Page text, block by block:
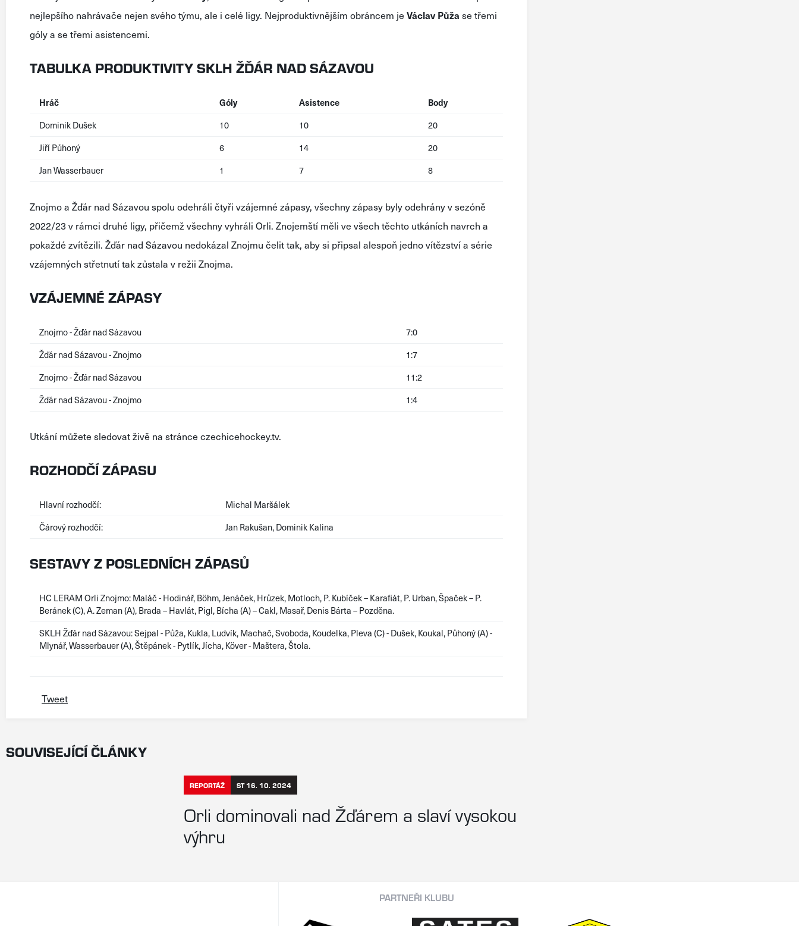
nejlepšího nahrávače nejen svého týmu, ale i celé ligy. Nejproduktivnějším obráncem je Václav Půža se třemi
góly a se třemi asistencemi.
TABULKA PRODUKTIVITY SKLH ŽĎÁR NAD SÁZAVOU
Hráč Góly Asistence
Body
Dominik Dušek
10 10
20
Jiří Půhoný
6 14
20
Jan Wasserbauer
1 7 8
Znojmo a Žďár nad Sázavou spolu odehráli čtyři vzájemné zápasy, všechny zápasy byly odehrány v sezóně
2022/23 v rámci druhé ligy, přičemž všechny vyhráli Orli. Znojemští měli ve všech těchto utkáních navrch a
pokaždé zvítězili. Žďár nad Sázavou nedokázal Znojmu čelit tak, aby si připsal alespoň jedno vítězství a série
vzájemných střetnutí tak zůstala v režii Znojma.
VZÁJEMNÉ ZÁPASY
Znojmo - Žďár nad Sázavou
7:0
Žďár nad Sázavou - Znojmo
1:7
Znojmo - Žďár nad Sázavou
11:2
Žďár nad Sázavou - Znojmo
1:4
Utkání můžete sledovat živě na stránce czechicehockey.tv.
ROZHODČÍ ZÁPASU
Hlavní rozhodčí:
Michal Maršálek
Čárový rozhodčí:
Jan Rakušan, Dominik Kalina
SESTAVY Z POSLEDNÍCH ZÁPASŮ
HC LERAM Orli Znojmo: Maláč - Hodinář, Böhm, Jenáček, Hrůzek, Motloch, P. Kubíček – Karafiát, P. Urban, Špaček – P.
Beránek (C), A. Zeman (A), Brada – Havlát, Pigl, Bícha (A) – Cakl, Masař, Denis Bárta – Pozděna.
SKLH Žďár nad Sázavou: Sejpal - Půža, Kukla, Ludvík, Machač, Svoboda, Koudelka, Pleva (C) - Dušek, Koukal, Půhoný (A) -
Mlynář, Wasserbauer (A), Štěpánek - Pytlík, Jícha, Köver - Maštera, Štola.
Tweet
SOUVISEJÍCÍ ČLÁNKY
REPORTÁŽ ST 16. 10. 2024
Orli dominovali nad Žďárem a slaví vysokou
výhru
PARTNEŘI KLUBU